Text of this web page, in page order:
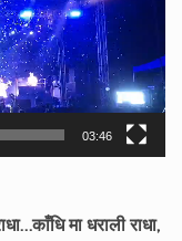
03:46
मा धराली राधा,